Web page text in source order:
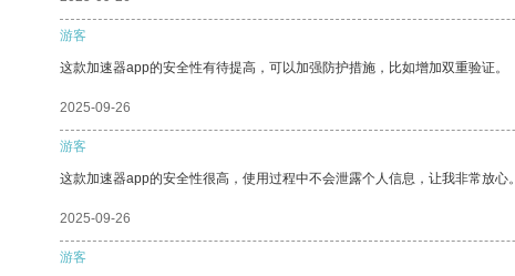
游客
这款加速器app的安全性有待提高，可以加强防护措施，比如增加双重验证。
2025-09-26
游客
这款加速器app的安全性很高，使用过程中不会泄露个人信息，让我非常放心。
2025-09-26
游客